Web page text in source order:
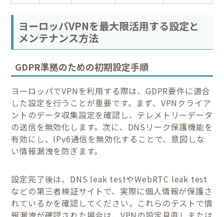
ヨーロッパVPNを最大限活用する設定と
メンテナンス方法
GDPR準拠のための初期設定手順
ヨーロッパでVPNを利用する際は、GDPR要件に適合
した設定を行うことが重要です。まず、VPNクライア
ントのデータ収集設定を確認し、テレメトリーデータ
の送信を無効化します。次に、DNSリーク保護機能を
有効にし、IPv6通信を無効化することで、意図しな
い情報漏洩を防ぎます。
設定完了後は、DNS leak testやWebRTC leak test
などの第三者検証サイトで、実際に個人情報が保護さ
れているかを確認してください。これらのテストで情